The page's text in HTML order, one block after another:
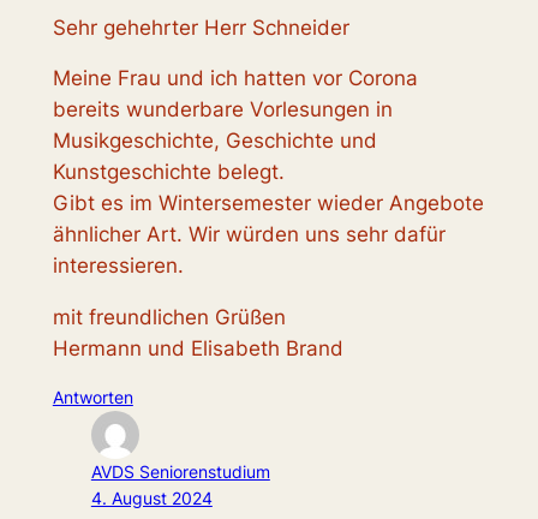
Sehr gehehrter Herr Schneider
Meine Frau und ich hatten vor Corona
bereits wunderbare Vorlesungen in
Musikgeschichte, Geschichte und
Kunstgeschichte belegt.
Gibt es im Wintersemester wieder Angebote
ähnlicher Art. Wir würden uns sehr dafür
interessieren.
mit freundlichen Grüßen
Hermann und Elisabeth Brand
Antworten
AVDS Seniorenstudium
4. August 2024